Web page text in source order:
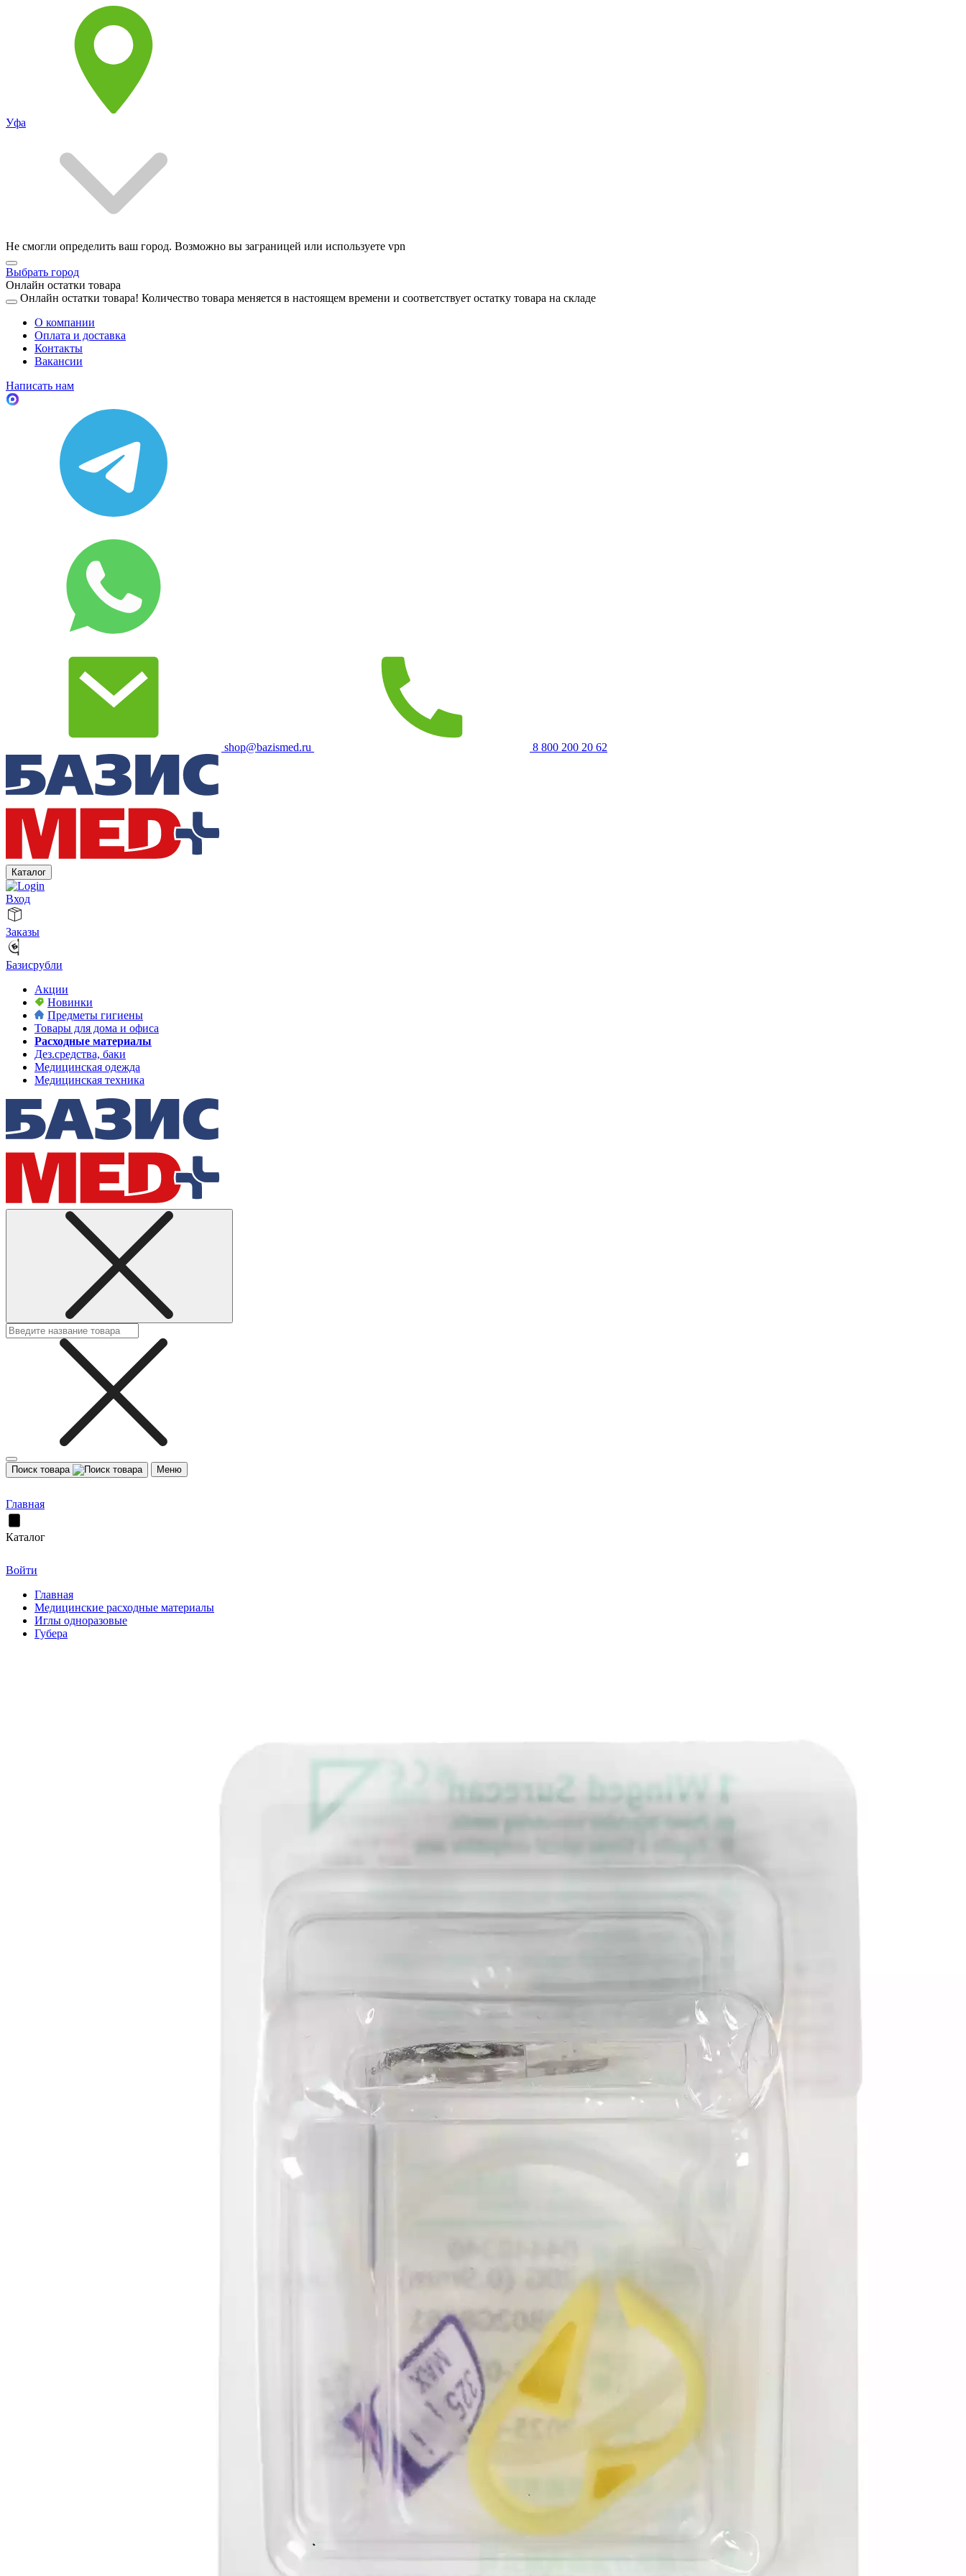
Уфа
Не смогли определить ваш город. Возможно вы заграницей или используете vpn
Выбрать город
Онлайн остатки товара
Онлайн остатки товара! Количество товара меняется в настоящем времени и соответствует остатку товара на складе
О компании
Оплата и доставка
Контакты
Вакансии
Написать нам
shop@bazismed.ru 8 800 200 20 62
Каталог
Вход
Заказы
Базисрубли
Акции
Новинки
Предметы гигиены
Товары для дома и офиса
Расходные материалы
Дез.средства, баки
Медицинская одежда
Медицинская техника
Поиск товара Меню
Главная
Каталог
Войти
Главная
Медицинские расходные материалы
Иглы одноразовые
Губера